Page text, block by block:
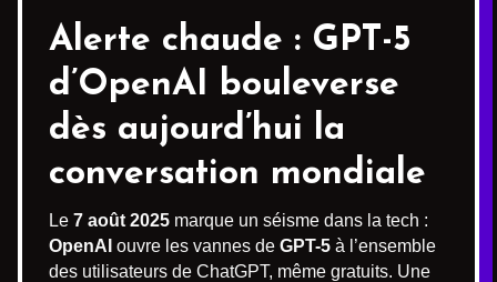
Alerte chaude : GPT-5
d’OpenAI bouleverse
dès aujourd’hui la
conversation mondiale
Le 7 août 2025 marque un séisme dans la tech :
OpenAI ouvre les vannes de GPT-5 à l’ensemble
des utilisateurs de ChatGPT, même gratuits. Une